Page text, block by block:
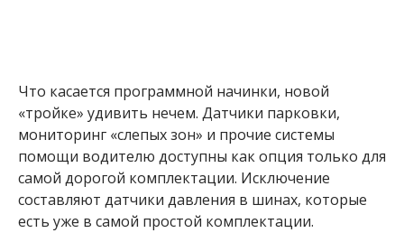
Что касается программной начинки, новой
«тройке» удивить нечем. Датчики парковки,
мониторинг «слепых зон» и прочие системы
помощи водителю доступны как опция только для
самой дорогой комплектации. Исключение
составляют датчики давления в шинах, которые
есть уже в самой простой комплектации.